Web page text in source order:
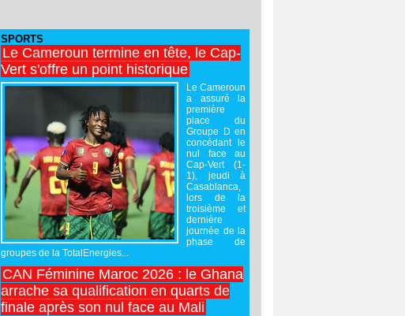
SPORTS
Le Cameroun termine en tête, le Cap-
Vert s'offre un point historique
Le Cameroun
a assuré la
première
place du
Groupe D en
concédant le
nul face au
Cap-Vert (1-
1), jeudi à
Casablanca,
lors de la
troisième et
dernière
journée de la
phase de
groupes de la TotalEnergies...
CAN Féminine Maroc 2026 : le Ghana
arrache sa qualification en quarts de
finale après son nul face au Mali